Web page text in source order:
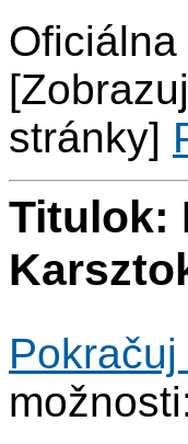
stránky]
Titulok: